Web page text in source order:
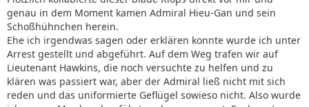
genau in dem Moment kamen Admiral Hieu-Gan und sein
Schoßhühnchen herein.
Ehe ich irgendwas sagen oder erklären konnte wurde ich unter
Arrest gestellt und abgeführt. Auf dem Weg trafen wir auf
Lieutenant Hawkins, die noch versuchte zu helfen und zu
klären was passiert war, aber der Admiral ließ nicht mit sich
reden und das uniformierte Geflügel sowieso nicht. Also wurde